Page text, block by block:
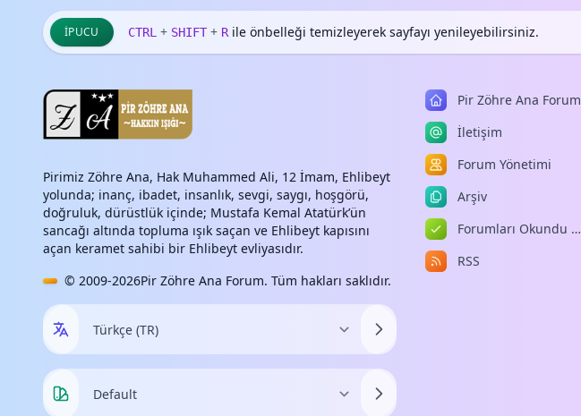
İPUCU CTRL + SHIFT + Rile önbelleği temizleyerek sayfayı yenileyebilirsiniz.
Pirimiz Zöhre Ana, Hak Muhammed Ali, 12 İmam, Ehlibeyt
yolunda; inanç, ibadet, insanlık, sevgi, saygı, hoşgörü,
doğruluk, dürüstlük içinde; Mustafa Kemal Atatürk’ün
sancağı altında topluma ışık saçan ve Ehlibeyt kapısını
açan keramet sahibi bir Ehlibeyt evliyasıdır.
© 2009-2026Pir Zöhre Ana Forum. Tüm hakları saklıdır.
Pir Zöhre Ana Forum
İletişim
Forum Yönetimi
Arşiv
Forumları Okundu Kabul Et
RSS